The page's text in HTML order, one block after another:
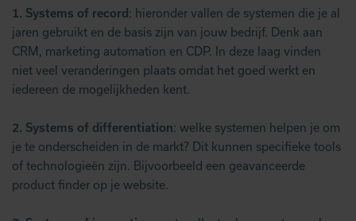
1. Systems of record : hieronder vallen de systemen die je al
jaren gebruikt en de basis zijn van jouw bedrijf. Denk aan
CRM, marketing automation en CDP. In deze laag vinden
niet veel veranderingen plaats omdat het goed werkt en
iedereen de mogelijkheden kent.
2. Systems of differentiation: welke systemen helpen je om
je te onderscheiden in de markt? Dit kunnen specifieke tools
of technologieën zijn. Bijvoorbeeld een geavanceerde
product finder op je website.